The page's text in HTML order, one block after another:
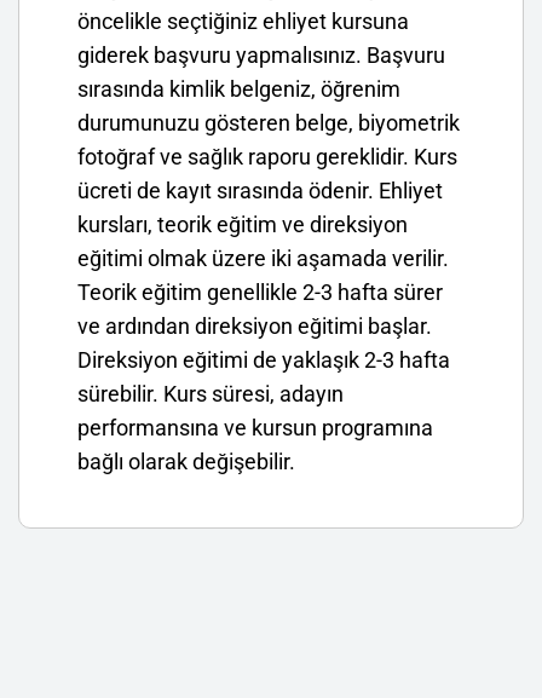
öncelikle seçtiğiniz ehliyet kursuna
giderek başvuru yapmalısınız. Başvuru
sırasında kimlik belgeniz, öğrenim
durumunuzu gösteren belge, biyometrik
fotoğraf ve sağlık raporu gereklidir. Kurs
ücreti de kayıt sırasında ödenir. Ehliyet
kursları, teorik eğitim ve direksiyon
eğitimi olmak üzere iki aşamada verilir.
Teorik eğitim genellikle 2-3 hafta sürer
ve ardından direksiyon eğitimi başlar.
Direksiyon eğitimi de yaklaşık 2-3 hafta
sürebilir. Kurs süresi, adayın
performansına ve kursun programına
bağlı olarak değişebilir.